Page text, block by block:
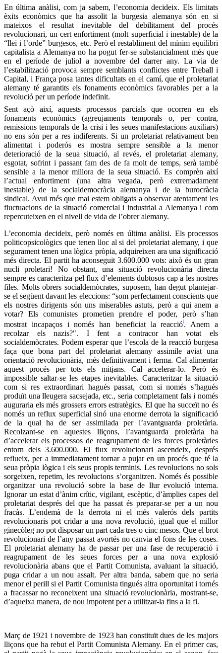
En última anàlisi, com ja sabem, l’economia decideix. Els limitats
èxits econòmics que ha assolit la burgesia alemanya són en si
mateixos el resultat inevitable del debilitament del procés
revolucionari, un cert enfortiment (molt superficial i inestable) de la
“llei i l’orde” burgesos, etc. Però el restabliment del mínim equilibri
capitalista a Alemanya no ha pogut fer-se substancialment més que
en el període de juliol a novembre del darrer any. La via de
l’estabilització provoca sempre semblants conflictes entre Treball i
Capital, i França posa tantes dificultats en el camí, que el proletariat
alemany té garantits els fonaments econòmics favorables per a la
revolució per un període indefinit.
Sent açò així, aquests processos parcials que ocorren en els
fonaments econòmics (agreujaments temporals o, per contra,
remissions temporals de la crisi i les seues manifestacions auxiliars)
no ens són per a res indiferents. Si un proletariat relativament ben
alimentat i poderós es mostra sempre sensible a la menor
deterioració de la seua situació, al revés, el proletariat alemany,
esgotat, sofrint i passant fam des de fa molt de temps, serà també
sensible a la menor millora de la seua situació. Es comprèn així
l’actual enfortiment (una altra vegada, però extremadament
inestable) de la socialdemocràcia alemanya i de la burocràcia
sindical. Avui més que mai estem obligats a observar atentament les
fluctuacions de la situació comercial i industrial a Alemanya i com
repercuteixen en el nivell de vida de l’obrer alemany.
L’economia decideix, però només en última anàlisi. Els processos
politicopsicològics que tenen lloc al si del proletariat alemany, i que
segurament tenen una lògica pròpia, adquireixen ara una significació
més directa. El partit ha aconseguit 3.600.000 vots: això és un gran
nucli proletari! No obstant, una situació revolucionària directa
sempre es caracteritza pel flux d’elements dubtosos cap a les nostres
files. Molts obrers socialdemòcrates, suposem, han degut plantejar-
se el següent davant les eleccions: “som perfectament conscients que
els nostres dirigents són uns miserables astuts, però a qui anem a
votar? Els comunistes prometien prendre el poder, però s’han
mostrat incapaços i només han beneficiat la reacciói. Anem a
recolzar els nazis?". I fent a contracor han votat els
socialdemòcrates. Podem esperar que l’escola de la reacció burgesa
faça que bona part del proletariat alemany assimile aviat una
orientació revolucionària, més definitivament i ferma. Cal alimentar
aquest procés per tots els mitjans. Cal accelerar-lo. Però és
impossible saltar-se les etapes inevitables. Caracteritzar la situació
com si res extraordinari hagués passat, com si només s’hagués
produït una lleugera sacsejada, etc., seria completament fals i només
auguraria els més grossers errors estratègics. El que ha succeït no és
només un reflux superficial sinó una enorme derrota la significació
de la qual ha de ser assimilada per l’avantguarda proletària.
Recolzant-se en aquestes lliçons, l’avantguarda proletària ha
d’accelerar els processos de reagrupament de les forces proletàries
entorn dels 3.600.000. El flux revolucionari ascendeix, després
reflueix, per a immediatament tornar a pujar en un procés que té la
seua pròpia lògica i els seus propis terminis. Les revolucions no sols
sorgeixen, repetim, les revolucions s’organitzen. Només és possible
organitzar una revolució sobre la base de llur evolució interna.
Ignorar un estat d’ànim crític, vigilant, escèptic, d’àmplies capes del
proletariat després del que ha passat és preparar-se per a un nou
fracàs. L’endemà de la derrota ni el més valerós dels partits
revolucionaris pot cridar a una nova revolució, igual que el millor
ginecòleg no pot disposar un part cada tres o cinc mesos. Que el brot
revolucionari de l’any passat avortés no canvia el fons de les coses.
El proletariat alemany ha de passar per una fase de recuperació i
reagrupament de les seues forces per a una nova explosió
revolucionària abans que el Partit Comunista, avaluant la situació,
puga cridar a un nou assalt. Per altra banda, sabem que no seria
menor el perill si el Partit Comunista tingués altra oportunitat i tornés
a fracassar no reconeixent una situació revolucionària, mostrant-se,
d’aqueixa manera, de nou impotent per a utilitzar-la fins a la fi.
Març de 1921 i novembre de 1923 han constituït dues de les majors
lliçons que ha rebut el Partit Comunista Alemany. En el primer cas,